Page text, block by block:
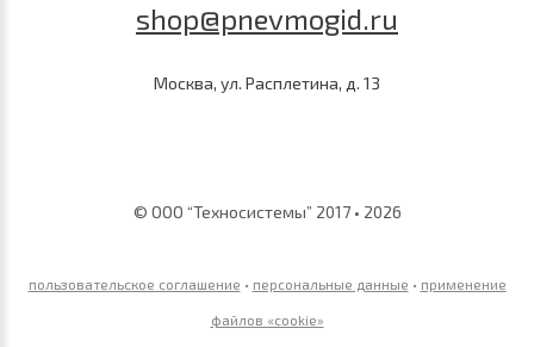
shop@pnevmogid.ru
Москва, ул. Расплетина, д. 13
© ООО “Техносистемы” 2017 • 2026
пользовательское соглашение • персональные данные • применение
файлов «сookie»